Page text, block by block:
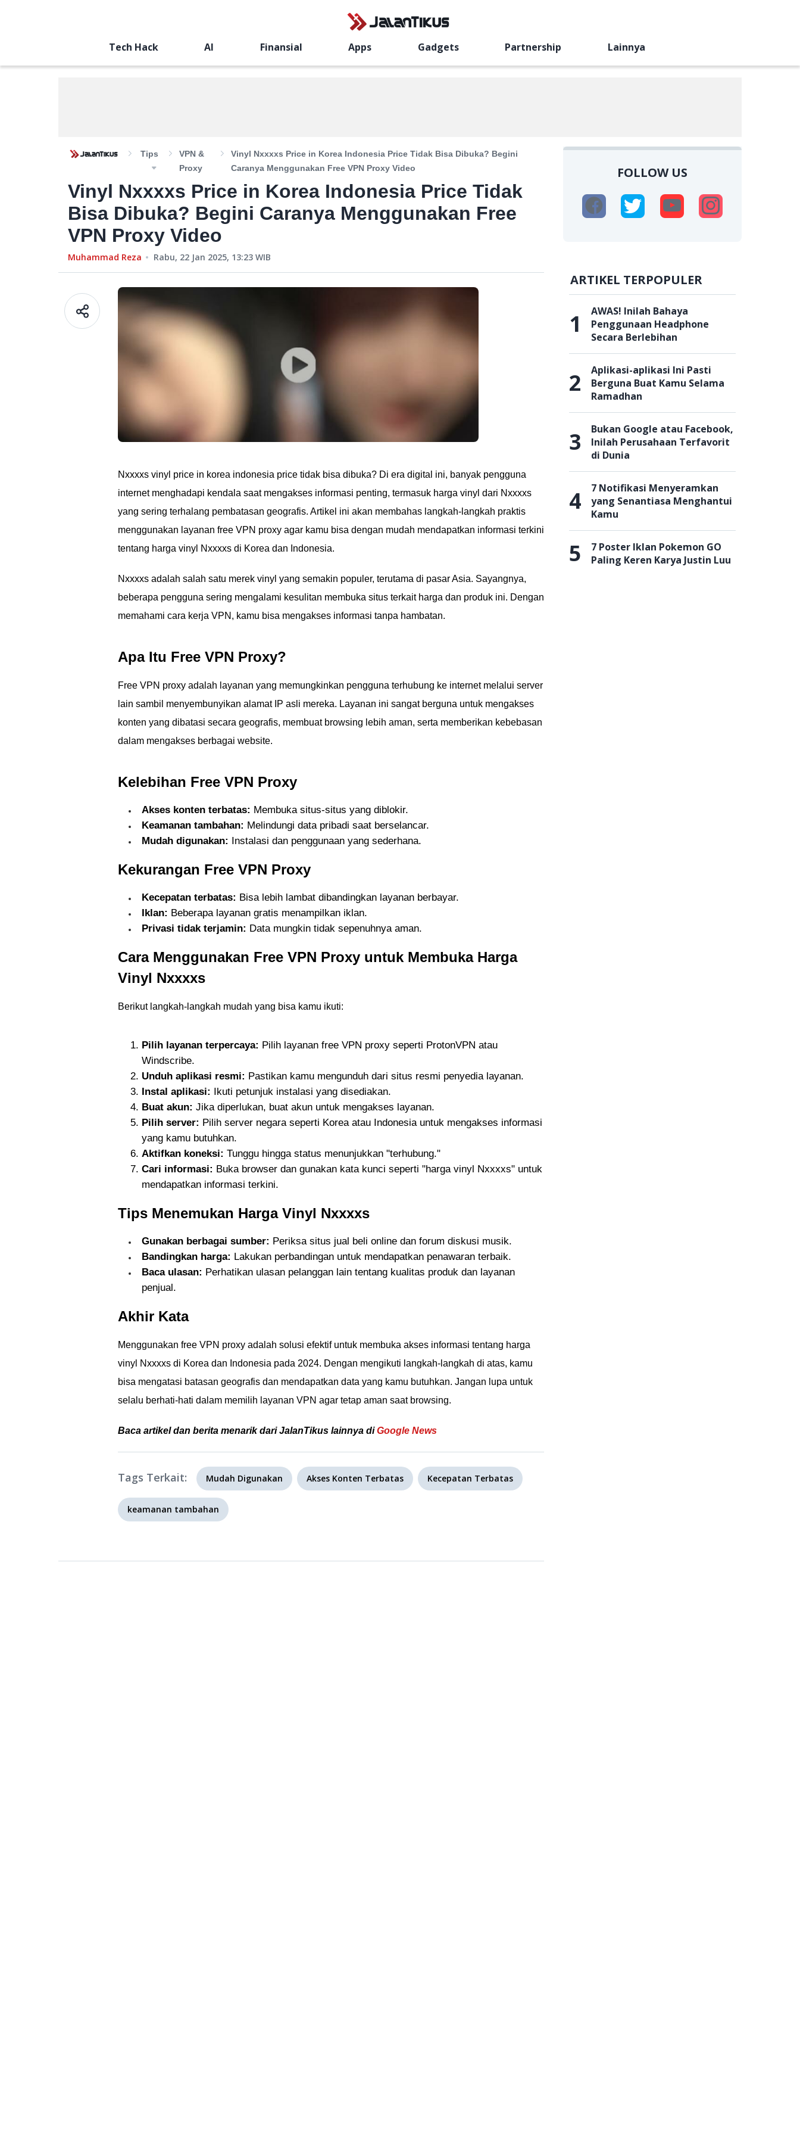
Tech Hack AI Finansial Apps Gadgets Partnership Lainnya
Tips
VPN &
Proxy
Vinyl Nxxxxs Price in Korea Indonesia Price Tidak Bisa Dibuka? Begini
Caranya Menggunakan Free VPN Proxy Video
Vinyl Nxxxxs Price in Korea Indonesia Price Tidak
Bisa Dibuka? Begini Caranya Menggunakan Free
VPN Proxy Video
Muhammad Reza Rabu, 22 Jan 2025, 13:23 WIB
Nxxxxs vinyl price in korea indonesia price tidak bisa dibuka? Di era digital ini, banyak pengguna
internet menghadapi kendala saat mengakses informasi penting, termasuk harga vinyl dari Nxxxxs
yang sering terhalang pembatasan geografis. Artikel ini akan membahas langkah-langkah praktis
menggunakan layanan free VPN proxy agar kamu bisa dengan mudah mendapatkan informasi terkini
tentang harga vinyl Nxxxxs di Korea dan Indonesia.
Nxxxxs adalah salah satu merek vinyl yang semakin populer, terutama di pasar Asia. Sayangnya,
beberapa pengguna sering mengalami kesulitan membuka situs terkait harga dan produk ini. Dengan
memahami cara kerja VPN, kamu bisa mengakses informasi tanpa hambatan.
Apa Itu Free VPN Proxy?
Free VPN proxy adalah layanan yang memungkinkan pengguna terhubung ke internet melalui server
lain sambil menyembunyikan alamat IP asli mereka. Layanan ini sangat berguna untuk mengakses
konten yang dibatasi secara geografis, membuat browsing lebih aman, serta memberikan kebebasan
dalam mengakses berbagai website.
Kelebihan Free VPN Proxy
Akses konten terbatas: Membuka situs-situs yang diblokir.
Keamanan tambahan: Melindungi data pribadi saat berselancar.
Mudah digunakan: Instalasi dan penggunaan yang sederhana.
Kekurangan Free VPN Proxy
Kecepatan terbatas: Bisa lebih lambat dibandingkan layanan berbayar.
Iklan: Beberapa layanan gratis menampilkan iklan.
Privasi tidak terjamin: Data mungkin tidak sepenuhnya aman.
Cara Menggunakan Free VPN Proxy untuk Membuka Harga
Vinyl Nxxxxs
Berikut langkah-langkah mudah yang bisa kamu ikuti:
Pilih layanan terpercaya: Pilih layanan free VPN proxy seperti ProtonVPN atau
Windscribe.
Unduh aplikasi resmi: Pastikan kamu mengunduh dari situs resmi penyedia layanan.
Instal aplikasi: Ikuti petunjuk instalasi yang disediakan.
Buat akun: Jika diperlukan, buat akun untuk mengakses layanan.
Pilih server: Pilih server negara seperti Korea atau Indonesia untuk mengakses informasi
yang kamu butuhkan.
Aktifkan koneksi: Tunggu hingga status menunjukkan "terhubung."
Cari informasi: Buka browser dan gunakan kata kunci seperti "harga vinyl Nxxxxs" untuk
mendapatkan informasi terkini.
Tips Menemukan Harga Vinyl Nxxxxs
Gunakan berbagai sumber: Periksa situs jual beli online dan forum diskusi musik.
Bandingkan harga: Lakukan perbandingan untuk mendapatkan penawaran terbaik.
Baca ulasan: Perhatikan ulasan pelanggan lain tentang kualitas produk dan layanan
penjual.
Akhir Kata
Menggunakan free VPN proxy adalah solusi efektif untuk membuka akses informasi tentang harga
vinyl Nxxxxs di Korea dan Indonesia pada 2024. Dengan mengikuti langkah-langkah di atas, kamu
bisa mengatasi batasan geografis dan mendapatkan data yang kamu butuhkan. Jangan lupa untuk
selalu berhati-hati dalam memilih layanan VPN agar tetap aman saat browsing.
Baca artikel dan berita menarik dari JalanTikus lainnya diGoogle News
Tags Terkait: Mudah Digunakan Akses Konten Terbatas Kecepatan Terbatas
keamanan tambahan
FOLLOW US
ARTIKEL TERPOPULER
1
AWAS! Inilah Bahaya
Penggunaan Headphone
Secara Berlebihan
2
Aplikasi-aplikasi Ini Pasti
Berguna Buat Kamu Selama
Ramadhan
3
Bukan Google atau Facebook,
Inilah Perusahaan Terfavorit
di Dunia
4
7 Notifikasi Menyeramkan
yang Senantiasa Menghantui
Kamu
5
7 Poster Iklan Pokemon GO
Paling Keren Karya Justin Luu